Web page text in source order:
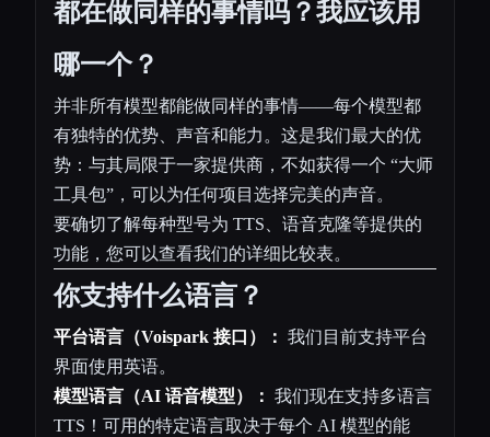
都在做同样的事情吗？我应该用
哪一个？
并非所有模型都能做同样的事情——每个模型都
有独特的优势、声音和能力。这是我们最大的优
势：与其局限于一家提供商，不如获得一个 “大师
工具包”，可以为任何项目选择完美的声音。
要确切了解每种型号为 TTS、语音克隆等提供的
功能，您可以查看我们的详细比较表。
你支持什么语言？
平台语言（Voispark 接口）： 我们目前支持平台
界面使用英语。
模型语言（AI 语音模型）： 我们现在支持多语言
TTS！可用的特定语言取决于每个 AI 模型的能